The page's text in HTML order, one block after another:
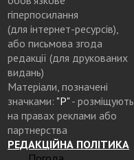
гіперпосилання
(для інтернет-ресурсів),
або письмова згода
редакції (для друкованих
видань)
Матеріали, позначені
значками: "Р"- розміщують
на правах реклами або
партнерства
РЕДАКЦІЙНА ПОЛІТИКА